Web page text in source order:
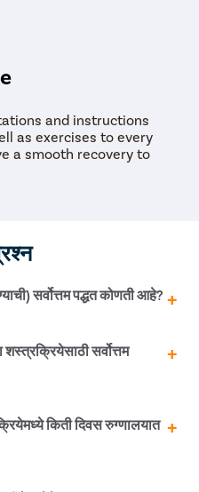
and instructions
as exercises to every
a smooth recovery to
सर्वोत्तम पद्धत कोणती आहे?
गर्भाशय काढून टाकण्याची सर्वोत्तम
वाढीच्या प्रकरणांमध्ये
हिस्टेरेक्टॉमी (TLH) ही
पद्धत आहे. हे देखील
शस्त्रक्रियेसाठी सर्वोत्तम
मधील काही सर्वात
स्त्रीरोग तज्ञ आहेत. आम्ही लेसर
किती दिवस रुग्णालयात